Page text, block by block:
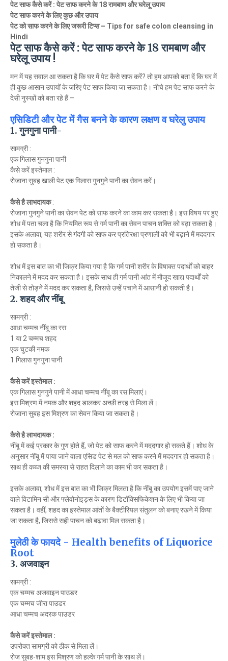
पेट साफ कैसे करें : पेट साफ करने के 18 रामबाण और घरेलू उपाय
पेट साफ करने के लिए कुछ और उपाय
पेट को साफ करने के लिए जरूरी टिप्स – Tips for safe colon cleansing in
Hindi
पेट साफ कैसे करें : पेट साफ करने के 18 रामबाण और
घरेलू उपाय !
मन में यह सवाल आ सकता है कि घर में पेट कैसे साफ करें? तो हम आपको बता दें कि घर में
ही कुछ आसान उपायों के जरिए पेट साफ किया जा सकता है। नीचे हम पेट साफ करने के
देसी नुस्खों को बता रहे हैं –
एसिडिटी और पेट में गैस बनने के कारण लक्षण व घरेलु उपाय
1. गुनगुना पानी-
सामग्री :
एक गिलास गुनगुना पानी
कैसे करें इस्तेमाल :
रोजाना सुबह खाली पेट एक गिलास गुनगुने पानी का सेवन करें।
कैसे है लाभदायक:
रोजाना गुनगुने पानी का सेवन पेट को साफ करने का काम कर सकता है। इस विषय पर हुए
शोध में पता चला है कि नियमित रूप से गर्म पानी का सेवन पाचन शक्ति को बढ़ा सकता है।
इसके अलावा, यह शरीर से गंदगी को साफ कर प्रतिरक्षा प्रणाली को भी बढ़ाने में मददगार
हाे सकता है।
शोध में इस बात का भी जिक्र किया गया है कि गर्म पानी शरीर के विषाक्त पदार्थों को बाहर
निकालने में मदद कर सकता है। इसके साथ ही गर्म पानी आंत में मौजूद खाद्य पदार्थों को
तेजी से तोड़ने में मदद कर सकता है, जिससे उन्हें पचाने में आसानी हो सकती है।
2. शहद और नींबू
सामग्री :
आधा चम्मच नींबू का रस
1 या 2 चम्मच शहद
एक चुटकी नमक
1 गिलास गुनगुना पानी
कैसे करें इस्तेमाल :
एक गिलास गुनगुने पानी में आधा चम्मच नींबू का रस मिलाएं।
इस मिश्रण में नमक और शहद डालकर अच्छी तरह से मिला लें।
रोजाना सुबह इस मिश्रण का सेवन किया जा सकता है।
कैसे है लाभदायक :
नींबू में कई प्रकार के गुण होते हैं, जो पेट को साफ करने में मददगार हो सकते हैं। शोध के
अनुसार नींबू में पाया जाने वाला एसिड पेट से मल को साफ करने में मददगार हो सकता है।
साथ ही कब्ज की समस्या से राहत दिलाने का काम भी कर सकता है।
इसके अलावा, शोध में इस बात का भी जिक्र मिलता है कि नींबू का उपयोग इसमें पाए जाने
वाले विटामिन सी और फ्लेवोनोइड्स के कारण डिटॉक्सिफिकेशन के लिए भी किया जा
सकता है। वहीं, शहद का इस्तेमाल आंतों के बैक्टीरियल संतुलन को बनाए रखने में किया
जा सकता है, जिससे सही पाचन को बढ़ावा मिल सकता है।
मुलेठी के फायदे - Health benefits of Liquorice
Root
3. अजवाइन
सामग्री :
एक चम्मच अजवाइन पाउडर
एक चम्मच जीरा पाउडर
आधा चम्मच अदरक पाउडर
कैसे करें इस्तेमाल :
उपरोक्त सामग्री को ठीक से मिला लें।
रोज सुबह-शाम इस मिश्रण को हल्के गर्म पानी के साथ लें।